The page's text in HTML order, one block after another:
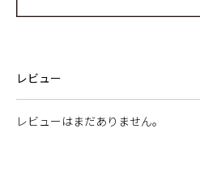
レビュー
レビューはまだありません。